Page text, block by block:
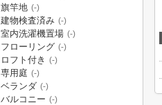
旗竿地 (-)
建物検査済み (-)
室内洗濯機置場 (-)
フローリング (-)
ロフト付き (-)
専用庭 (-)
ベランダ (-)
バルコニー (-)